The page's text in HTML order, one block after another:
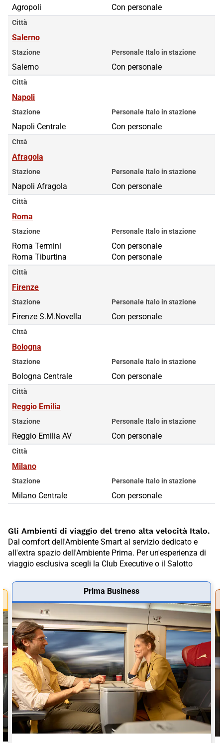
Agropoli Con personale
Città
Salerno
Stazione
Salerno
Personale Italo in stazione
Con personale
Città
Napoli
Stazione
Napoli Centrale
Personale Italo in stazione
Con personale
Città
Afragola
Stazione
Napoli Afragola
Personale Italo in stazione
Con personale
Città
Roma
Stazione
Roma Termini
Roma Tiburtina
Personale Italo in stazione
Roma Termini
Con personale
Roma Tiburtina
Con personale
Città
Firenze
Stazione
Firenze S.M.Novella
Personale Italo in stazione
Con personale
Città
Bologna
Stazione
Bologna Centrale
Personale Italo in stazione
Con personale
Città
Reggio Emilia
Stazione
Reggio Emilia AV
Personale Italo in stazione
Con personale
Città
Milano
Stazione
Milano Centrale
Personale Italo in stazione
Con personale
Gli Ambienti di viaggio del treno alta velocità Italo.
Dal comfort dell'Ambiente Smart al servizio dedicato e
all'extra spazio dell'Ambiente Prima. Per un'esperienza di
viaggio esclusiva scegli la Club Executive o il Salotto
Prima Business